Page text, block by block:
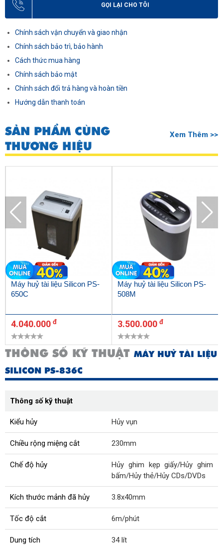
GỌI LẠI CHO TÔI
Chính sách vận chuyển và giao nhận
Chính sách bảo trì, bảo hành
Cách thức mua hàng
Chính sách bảo mật
Chính sách đổi trả hàng và hoàn tiền
Hướng dẫn thanh toán
SẢN PHẨM CÙNG
THƯƠNG HIỆU
Xem Thêm >>
Máy huỷ tài liệu Silicon PS-
650C
4.040.000 đ
Máy huỷ tài liệu Silicon PS-
508M
3.500.000 đ
THÔNG SỐ KỸ THUẬT MÁY HUỶ TÀI LIỆU
SILICON PS-836C
Thông số kỹ thuật
Kiểu hủy Hủy vụn
Chiều rộng miệng cắt 230mm
Chế độ hủy
Hủy ghim kẹp giấy/Hủy ghim
bấm/Hủy thẻ/Hủy CDs/DVDs
Kích thước mảnh đã hủy 3.8x40mm
Tốc độ cắt 6m/phút
Dung tích 34 lít